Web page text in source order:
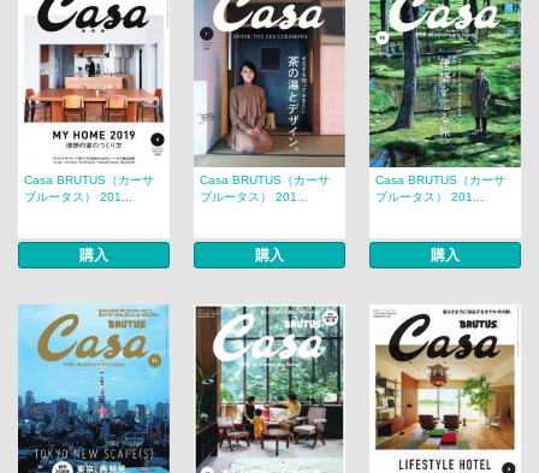
Casa BRUTUS（カーサ
ブルータス） 201...
購入
Casa BRUTUS（カーサ
ブルータス） 201...
購入
Casa BRUTUS（カーサ
ブルータス） 201...
購入